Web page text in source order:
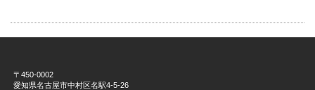
〒450-0002
愛知県名古屋市中村区名駅4-5-26